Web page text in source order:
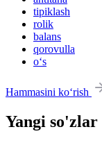
tipiklash
rolik
balans
qorovulla
o‘s
Hammasini ko‘rish
Yangi so'zlar